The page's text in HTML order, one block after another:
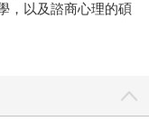
，以及諮商心理的碩